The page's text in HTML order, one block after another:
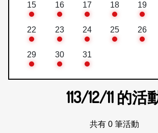
15 16 17 18 19
22 23 24 25 26
29 30 31
113/12/11 的活
共有 0 筆活動